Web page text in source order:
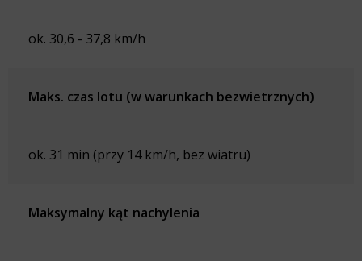
ok. 30,6 - 37,8 km/h
Maks. czas lotu (w warunkach bezwietrznych)
ok. 31 min (przy 14 km/h, bez wiatru)
Maksymalny kąt nachylenia